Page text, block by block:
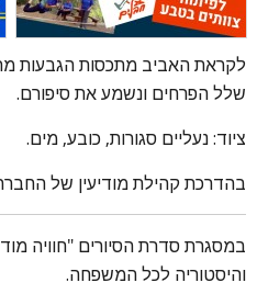
לקראת האביב מתכסות הגבעות
שלל הפרחים ונשמע את סיפורם.
ציוד: נעליים סגורות, כובע, מים.
בהדרכת קהילת מודיעין של
במסגרת סדרת הסיורים "חוויה
והיסטוריה לכל המשפחה.